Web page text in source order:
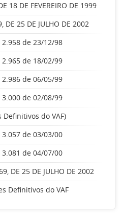
18 DE FEVEREIRO DE 1999
DE 25 DE JULHO DE 2002
2.958 de 23/12/98
2.965 de 18/02/99
2.986 de 06/05/99
3.000 de 02/08/99
Definitivos do VAF)
3.057 de 03/03/00
3.081 de 04/07/00
DE 25 DE JULHO DE 2002
Definitivos do VAF